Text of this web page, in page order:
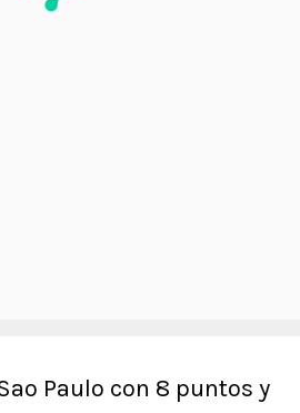
Paulo con 8 puntos y